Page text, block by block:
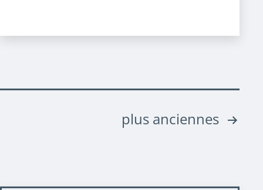
plus anciennes